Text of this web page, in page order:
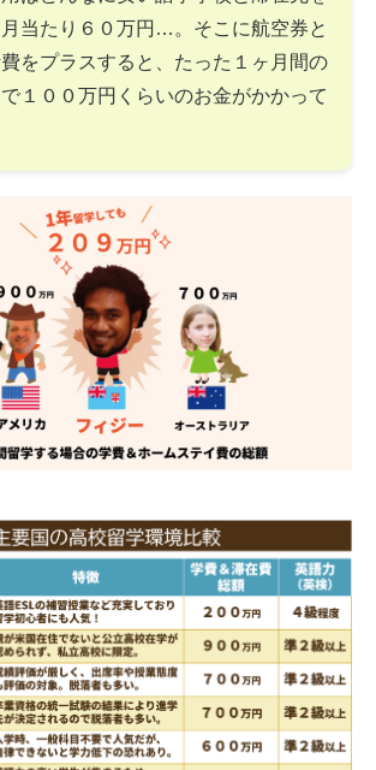
当たり６０万円…。そこに航空券と
をプラスすると、たった１ヶ月間の
１００万円くらいのお金がかかって